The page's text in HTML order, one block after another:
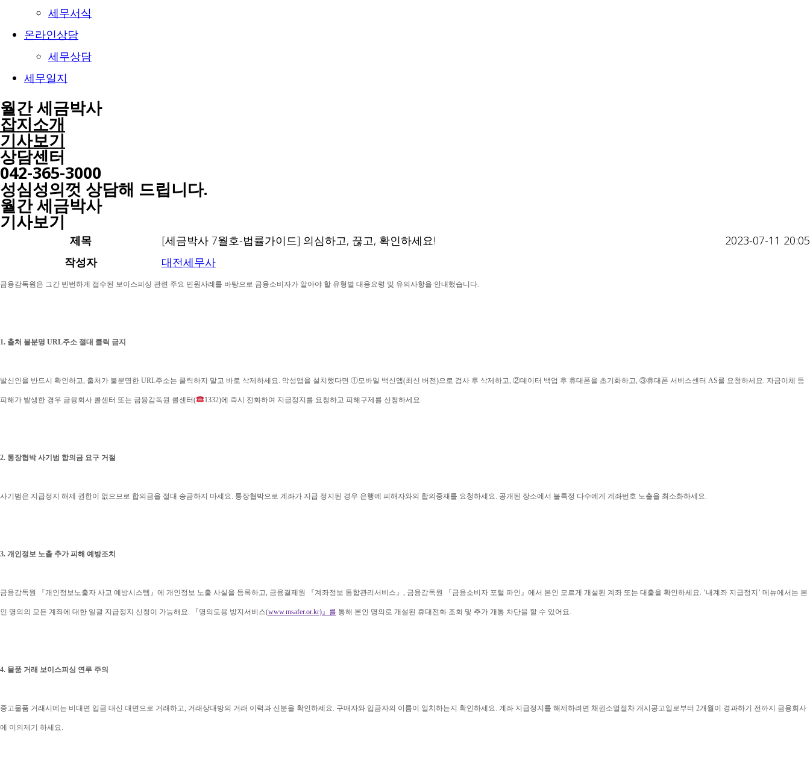
세무서식
온라인상담
세무상담
세무일지
월간 세금박사
잡지소개
기사보기
상담센터
042-365-3000
성심성의껏 상담해 드립니다.
월간 세금박사​
기사보기
제목 [세금박사 7월호-법률가이드] 의심하고, 끊고, 확인하세요!
2023-07-11 20:05
작성자
대전세무사
금융감독원은 그간 빈번하게 접수된 보이스피싱 관련 주요 민원사례를 바탕으로 금융소비자가 알아야 할 유형별 대응요령 및 유의사항을 안내했습니다.
1. 출처 불분명 URL주소 절대 클릭 금지
발신인을 반드시 확인하고, 출처가 불분명한 URL주소는 클릭하지 말고 바로 삭제하세요. 악성앱을 설치했다면 ①모바일 백신앱(최신 버전)으로 검사 후 삭제하고, ②데이터 백업 후 휴대폰을 초기화하고, ③휴대폰 서비스센터 AS를 요청하세요. 자금이체 등
피해가 발생한 경우 금융회사 콜센터 또는 금융감독원 콜센터( 1332)에 즉시 전화하여 지급정지를 요청하고 피해구제를 신청하세요.
2. 통장협박 사기범 합의금 요구 거절
사기범은 지급정지 해제 권한이 없으므로 합의금을 절대 송금하지 마세요. 통장협박으로 계좌가 지급 정지된 경우 은행에 피해자와의 합의중재를 요청하세요. 공개된 장소에서 불특정 다수에게 계좌번호 노출을 최소화하세요.
3. 개인정보 노출 추가 피해 예방조치
금융감독원 『개인정보노출자 사고 예방시스템』에 개인정보 노출 사실을 등록하고, 금융결제원 『계좌정보 통합관리서비스』, 금융감독원 『금융소비자 포털 파인』에서 본인 모르게 개설된 계좌 또는 대출을 확인하세요. ‘내계좌 지급정지’ 메뉴에서는 본
인 명의의 모든 계좌에 대한 일괄 지급정지 신청이 가능해요. 『명의도용 방지서비스(www.msafer.or.kr)』를 통해 본인 명의로 개설된 휴대전화 조회 및 추가 개통 차단을 할 수 있어요.
4. 물품 거래 보이스피싱 연루 주의
중고물품 거래시에는 비대면 입금 대신 대면으로 거래하고, 거래상대방의 거래 이력과 신분을 확인하세요. 구매자와 입금자의 이름이 일치하는지 확인하세요. 계좌 지급정지를 해제하려면 채권소멸절차 개시공고일로부터 2개월이 경과하기 전까지 금융회사
에 이의제기 하세요.